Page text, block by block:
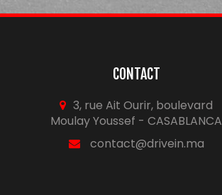
CONTACT
3, rue Ait Ourir, boulevard
Moulay Youssef - CASABLANCA
contact@drivein.ma